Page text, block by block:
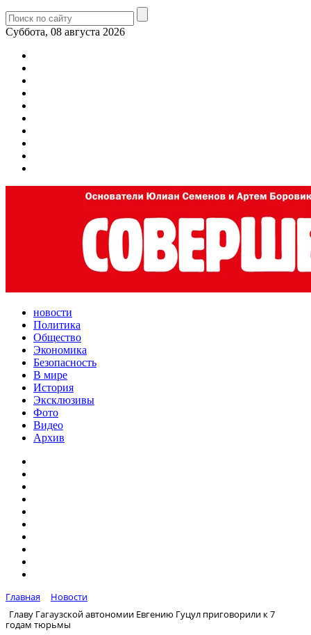
Суббота, 08 августа 2026
новости
Политика
Общество
Экономика
Безопасность
В мире
История
Эксклюзивы
Фото
Видео
Архив
Главная
Новости
Главу Гагаузской автономии Евгению Гуцул приговорили к 7
годам тюрьмы